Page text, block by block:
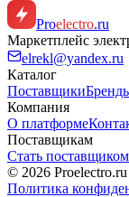
Proelectro.ru
Маркетплейс
elrekl@yandex.ru
Каталог
Поставщики
Компания
О платформе
Поставщикам
Стать поставщиком
© 2026
Политика